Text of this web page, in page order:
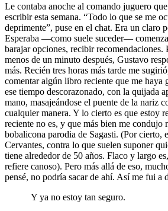
Le contaba anoche al comando juguero
escribir esta semana. “Todo lo que se me
deprimente”, puse en el chat. Era un claro
Esperaba —como suele suceder—
barajar opciones, recibir recomendaciones.
menos de un minuto después, Gustavo
más. Recién tres horas más tarde me
comentar algún libro reciente que me haya
ese tiempo descorazonado, con la quijada
mano, masajeándose el puente de la nariz
cualquier manera. Y lo cierto es que estoy
reciente no es, y que más bien me condujo
bobalicona parodia de Sagasti. (Por cierto,
Cervantes, contra lo que suelen suponer
tiene alrededor de 50 años. Flaco y largo
refiere canoso). Pero más allá de eso,
pensé, no podría sacar de ahí. Así me fui a
Y ya no estoy tan seguro.